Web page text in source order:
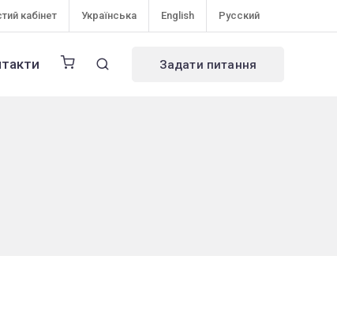
кабінет Українська English Русский
Задати питання